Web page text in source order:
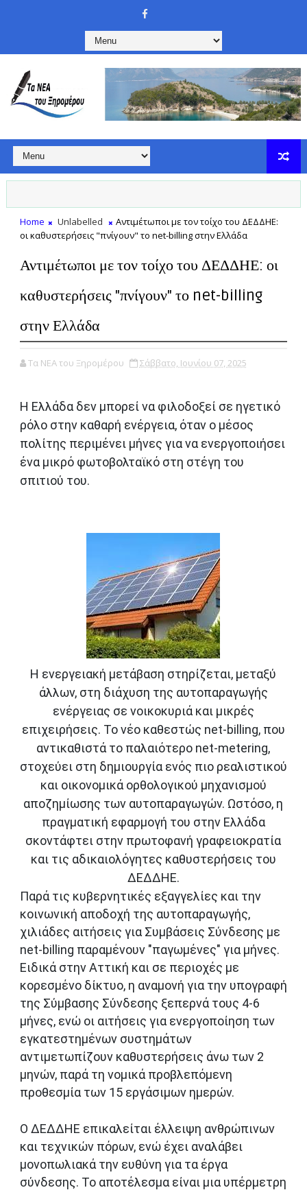
Home Unlabelled
Αντιμέτωποι με τον τοίχο του ΔΕΔΔΗΕ:
οι καθυστερήσεις "πνίγουν" το net-billing στην Ελλάδα
Αντιμέτωποι με τον τοίχο του ΔΕΔΔΗΕ: οι
καθυστερήσεις "πνίγουν" το net-billing
στην Ελλάδα
Τα ΝΕΑ του Ξηρομέρου Σάββατο, Ιουνίου 07, 2025
Η Ελλάδα δεν μπορεί να φιλοδοξεί σε ηγετικό
ρόλο στην καθαρή ενέργεια, όταν ο μέσος
πολίτης περιμένει μήνες για να ενεργοποιήσει
ένα μικρό φωτοβολταϊκό στη στέγη του
σπιτιού του.
Η ενεργειακή μετάβαση στηρίζεται, μεταξύ
άλλων, στη διάχυση της αυτοπαραγωγής
ενέργειας σε νοικοκυριά και μικρές
επιχειρήσεις. Το νέο καθεστώς net-billing, που
αντικαθιστά το παλαιότερο net-metering,
στοχεύει στη δημιουργία ενός πιο ρεαλιστικού
και οικονομικά ορθολογικού μηχανισμού
αποζημίωσης των αυτοπαραγωγών. Ωστόσο, η
πραγματική εφαρμογή του στην Ελλάδα
σκοντάφτει στην πρωτοφανή γραφειοκρατία
και τις αδικαιολόγητες καθυστερήσεις του
ΔΕΔΔΗΕ.
Παρά τις κυβερνητικές εξαγγελίες και την
κοινωνική αποδοχή της αυτοπαραγωγής,
χιλιάδες αιτήσεις για Συμβάσεις Σύνδεσης με
net-billing παραμένουν "παγωμένες" για μήνες.
Ειδικά στην Αττική και σε περιοχές με
κορεσμένο δίκτυο, η αναμονή για την υπογραφή
της Σύμβασης Σύνδεσης ξεπερνά τους 4-6
μήνες, ενώ οι αιτήσεις για ενεργοποίηση των
εγκατεστημένων συστημάτων
αντιμετωπίζουν καθυστερήσεις άνω των 2
μηνών, παρά τη νομικά προβλεπόμενη
προθεσμία των 15 εργάσιμων ημερών.
Ο ΔΕΔΔΗΕ επικαλείται έλλειψη ανθρώπινων
και τεχνικών πόρων, ενώ έχει αναλάβει
μονοπωλιακά την ευθύνη για τα έργα
σύνδεσης. Το αποτέλεσμα είναι μια υπέρμετρη